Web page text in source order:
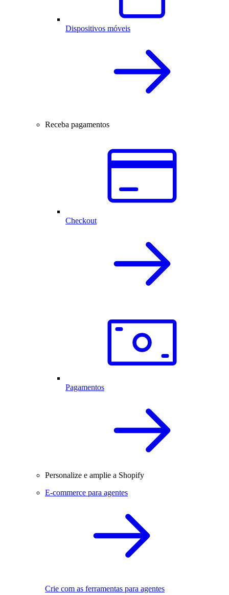
Dispositivos móveis
Receba pagamentos
Checkout
Pagamentos
Personalize e amplie a Shopify
E-commerce para agentes
Crie com as ferramentas para agentes